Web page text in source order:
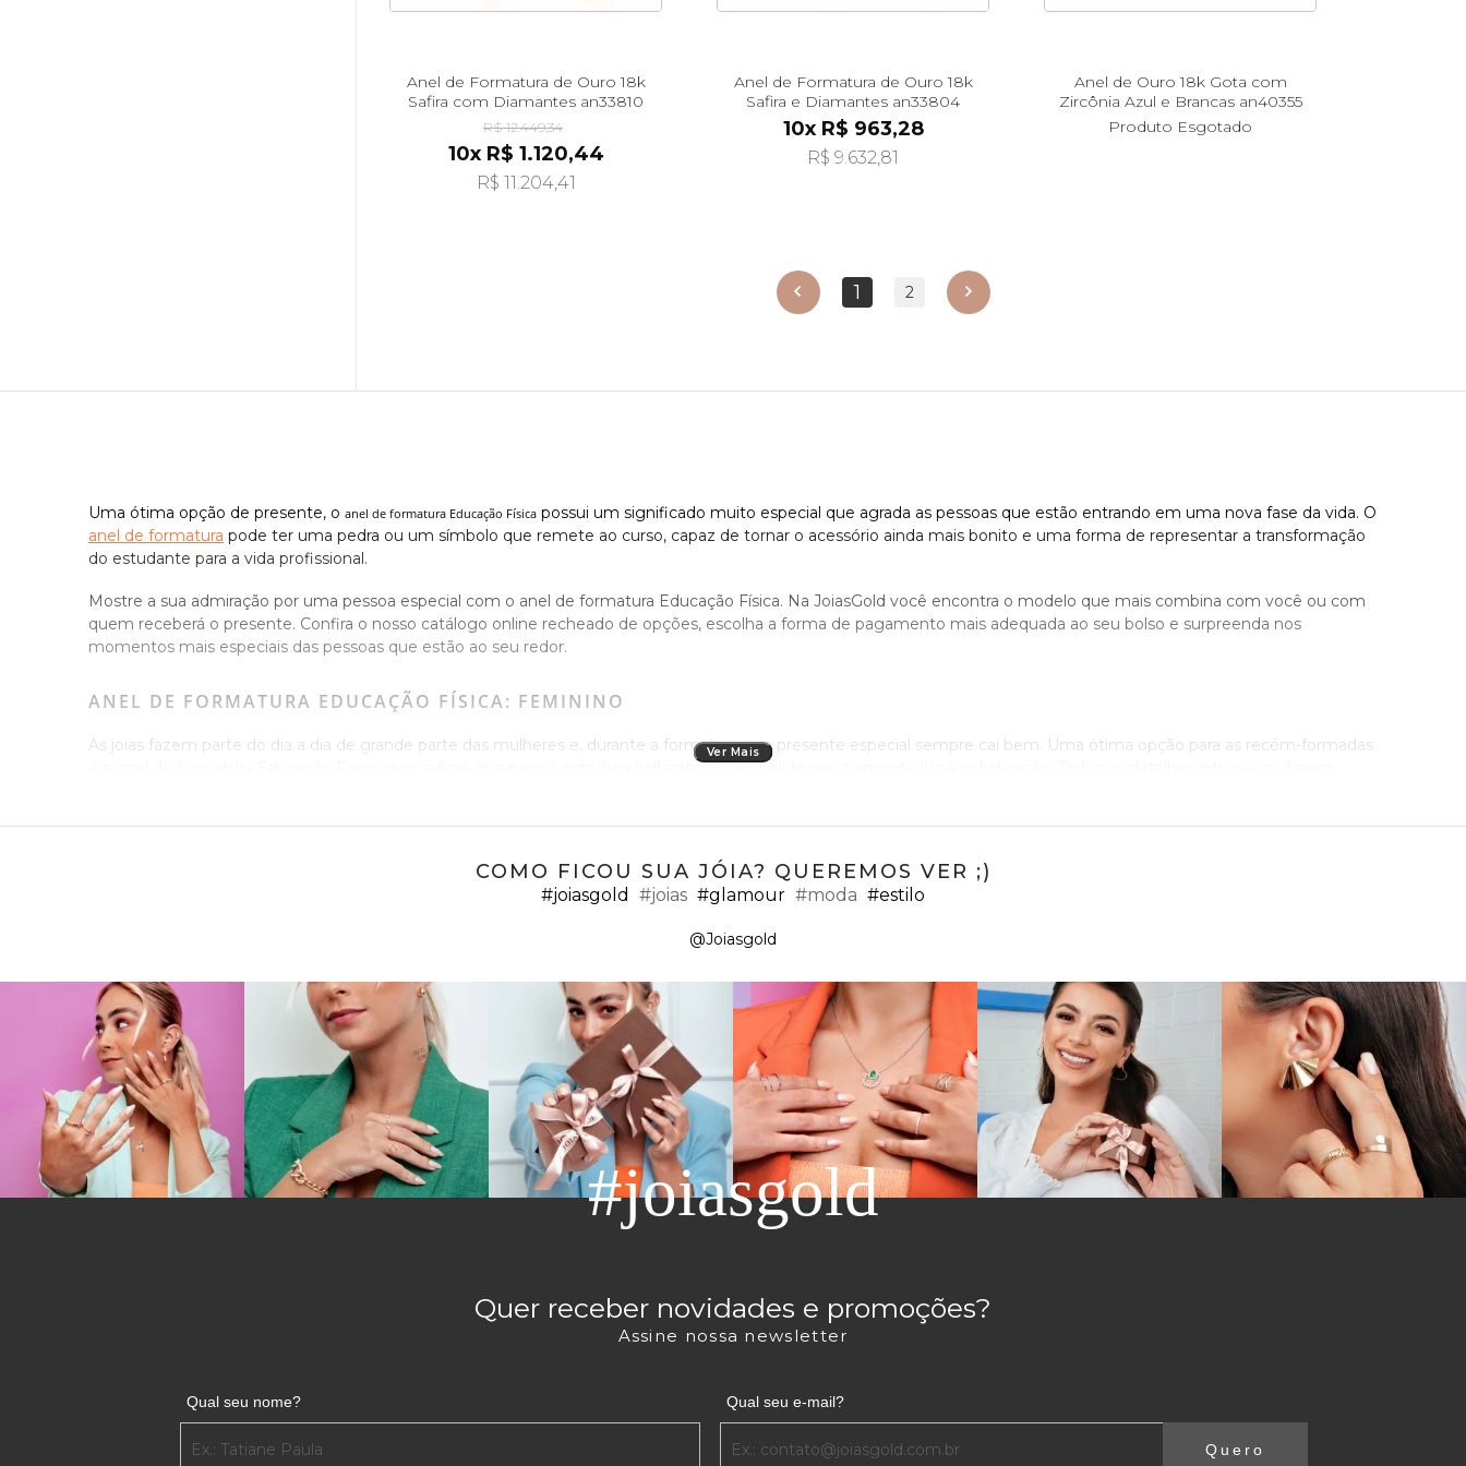
Anel de Formatura de Ouro 18k
Safira com Diamantes an33810
R$ 12.449,34
10x R$ 1.120,44
R$ 11.204,41
Anel de Formatura de Ouro 18k
Safira e Diamantes an33804
10x R$ 963,28
R$ 9.632,81
Anel de Ouro 18k Gota com
Zircônia Azul e Brancas an40355
Produto Esgotado
anterior 1 2 próximo
Uma ótima opção de presente, o anel de formatura Educação Física possui um significado muito especial que agrada as pessoas que estão entrando em uma nova fase da vida. O
anel de formatura pode ter uma pedra ou um símbolo que remete ao curso, capaz de tornar o acessório ainda mais bonito e uma forma de representar a transformação
do estudante para a vida profissional.
Mostre a sua admiração por uma pessoa especial com o anel de formatura Educação Física. Na JoiasGold você encontra o modelo que mais combina com você ou com
quem receberá o presente. Confira o nosso catálogo online recheado de opções, escolha a forma de pagamento mais adequada ao seu bolso e surpreenda nos
momentos mais especiais das pessoas que estão ao seu redor.
ANEL DE FORMATURA EDUCAÇÃO FÍSICA: FEMININO
As joias fazem parte do dia a dia de grande parte das mulheres e, durante a formatura, um presente especial sempre cai bem. Uma ótima opção para as recém-formadas
é o anel de formatura Educação Física com safiras, que possui estrutura brilhante e ouro polido que transmite luz e sofisticação. Todos os detalhes intrínsecos fazem
mais clássico e refinado ou para você que prefere acessórios mais detalhados e modernos. Além disso, o item continua bonito mesmo com o passar dos anos, já que ele
possui durabilidade superior e qualidade do ouro 18k.
Os homens podem ficar ainda mais charmosos com um anel de formatura Educação Física confeccionado em ouro. Alguns acessórios possuem uma estrutura mais
grossa, que dá um toque diferenciado às mãos masculinas sem deixar o conforto de lado.
Uma opção bonita e sofisticada é o anel de formatura em zircônia, uma pedra que pode ser azulada e que se aproxima do diamante por causa da sua transparência. Por
ser um anel delicado e muito versátil, é possível combinar a peça facilmente com outros modelos de anel, permitindo infinitas possibilidades de combinação para aqueles
que escolheram a educação física como profissão.
ADQUIRA O ANEL DE FORMATURA EDUCAÇÃO FÍSICA NA JOIASGOLD
Escolha, no site da JoiasGold, o presente perfeito para uma pessoa querida que está prestes a se formar na faculdade. Além do anel de formatura Educação Física, aqui
você também encontra pingentes exclusivos do curso para montar brincos de ouro ou até mesmo um colar ou gargantilha. Todas as peças são confeccionadas em ouro
18k, que oferece qualidade superior e sofisticação em todas as ocasiões.
até outros acessórios mais singelos para presentear e surpreender as pessoas que mais ama. Aproveite para fazer sua compra
Ver Mais
COMO FICOU SUA JÓIA? QUEREMOS VER ;)
#joiasgold #joias #glamour #moda #estilo
@Joiasgold
#joiasgold
Quer receber novidades e promoções?
Assine nossa newsletter
Qual seu nome? Qual seu e-mail?
Quero